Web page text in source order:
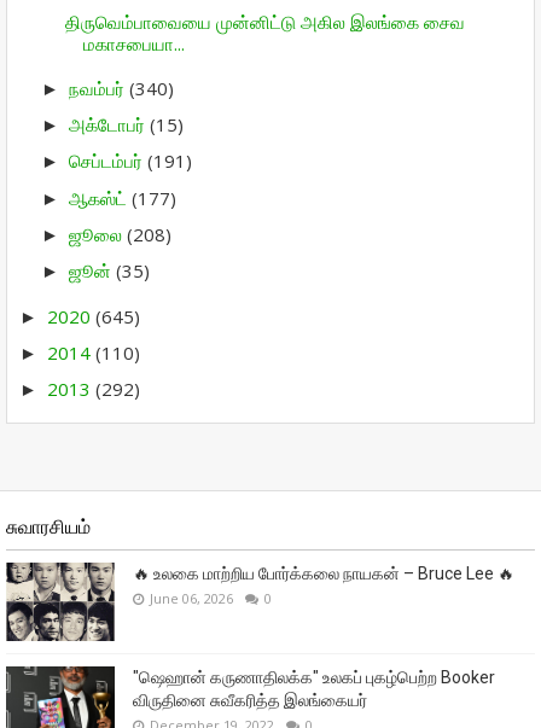
திருவெம்பாவையை முன்னிட்டு அகில இலங்கை சைவ
மகாசபையா...
► நவம்பர் (340)
► அக்டோபர் (15)
► செப்டம்பர் (191)
► ஆகஸ்ட் (177)
► ஜூலை (208)
► ஜூன் (35)
► 2020 (645)
► 2014 (110)
► 2013 (292)
சுவாரசியம்
🔥 உலகை மாற்றிய போர்க்கலை நாயகன் – Bruce Lee 🔥
June 06, 2026 0
"ஷெஹான் கருணாதிலக்க" உலகப் புகழ்பெற்ற Booker
விருதினை சுவீகரித்த இலங்கையர்